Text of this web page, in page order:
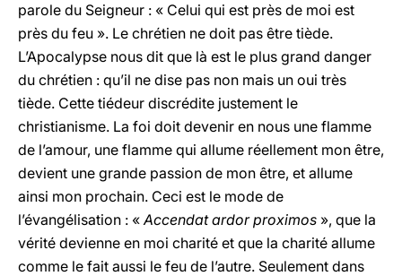
parole du Seigneur : « Celui qui est près de moi est
près du feu ». Le chrétien ne doit pas être tiède.
L’Apocalypse nous dit que là est le plus grand danger
du chrétien : qu’il ne dise pas non mais un oui très
tiède. Cette tiédeur discrédite justement le
christianisme. La foi doit devenir en nous une flamme
de l’amour, une flamme qui allume réellement mon être,
devient une grande passion de mon être, et allume
ainsi mon prochain. Ceci est le mode de
l’évangélisation : «Accendat ardor proximos », que la
vérité devienne en moi charité et que la charité allume
comme le fait aussi le feu de l’autre. Seulement dans